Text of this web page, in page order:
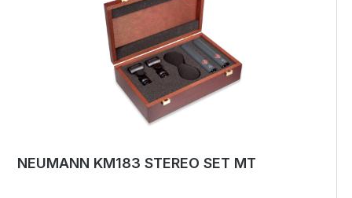
NEUMANN KM183 STEREO SET MT